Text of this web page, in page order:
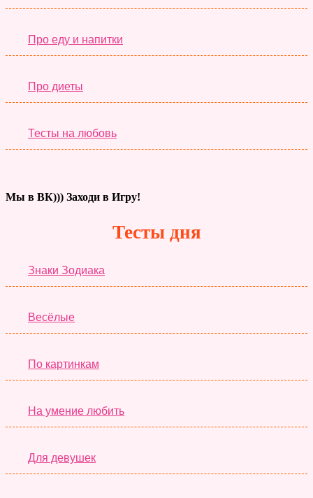
Про еду и напитки
Про диеты
Тесты на любовь
Мы в ВК))) Заходи в Игру!
Тесты дня
Знаки Зодиака
Весёлые
По картинкам
На умение любить
Для девушек